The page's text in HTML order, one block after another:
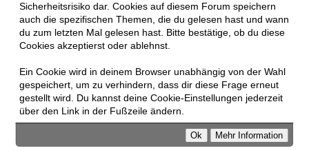
Sicherheitsrisiko dar. Cookies auf diesem Forum speichern
auch die spezifischen Themen, die du gelesen hast und wann
du zum letzten Mal gelesen hast. Bitte bestätige, ob du diese
Cookies akzeptierst oder ablehnst.
Ein Cookie wird in deinem Browser unabhängig von der Wahl
gespeichert, um zu verhindern, dass dir diese Frage erneut
gestellt wird. Du kannst deine Cookie-Einstellungen jederzeit
über den Link in der Fußzeile ändern.